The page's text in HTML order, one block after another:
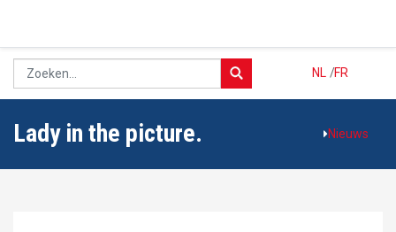
NL FR
/
Lady in the picture. Nieuws